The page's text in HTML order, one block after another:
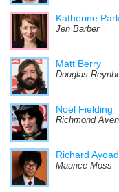
Katherine
Jen Barber
Matt Berry
Douglas
Noel Fielding
Richmond
Richard
Maurice Moss